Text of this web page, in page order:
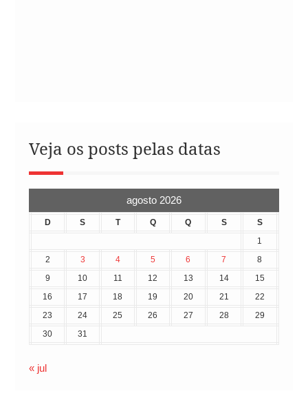
Veja os posts pelas datas
agosto 2026
D S T Q Q S
S
1
2
3 4 5 6 7
8
9
10 11 12 13 14
15
16
17 18 19 20 21
22
23
24 25 26 27 28
29
30
31
« jul